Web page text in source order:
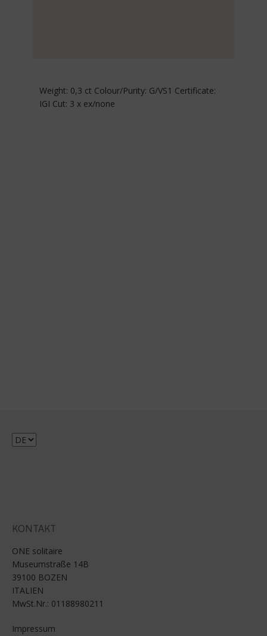
Weight: 0,3 ct Colour/Purity: G/VS1 Certificate:
IGI Cut: 3 x ex/none
Sprache
KONTAKT
ONE solitaire
Museumstraße 14B
39100 BOZEN
ITALIEN
MwSt.Nr.: 01188980211
Impressum